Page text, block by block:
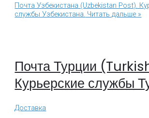
Почта Узбекистана (Uzbekistan Post).
службы Узбекистана. Читать дальше »
Почта Турции
Курьерские службы
Доставка